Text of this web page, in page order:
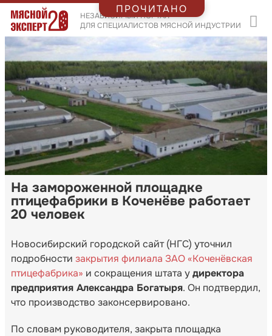
НЕЗАВИСИМЫЙ ПОРТАЛ
ДЛЯ СПЕЦИАЛИСТОВ МЯСНОЙ ИНДУСТРИИ
На замороженной площадке
птицефабрики в Коченёве работает
20 человек
Новосибирский городской сайт (НГС) уточнил
подробности закрытия филиала ЗАО «Коченёвская
птицефабрика» и сокращения штата удиректора
предприятия Александра Богатыря. Он подтвердил,
что производство законсервировано.
По словам руководителя, закрыта площадка
ПРОЧИТАНО